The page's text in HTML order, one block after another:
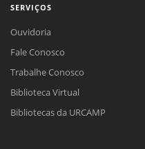
SERVIÇOS
Ouvidoria
Fale Conosco
Trabalhe Conosco
Biblioteca Virtual
Bibliotecas da URCAMP